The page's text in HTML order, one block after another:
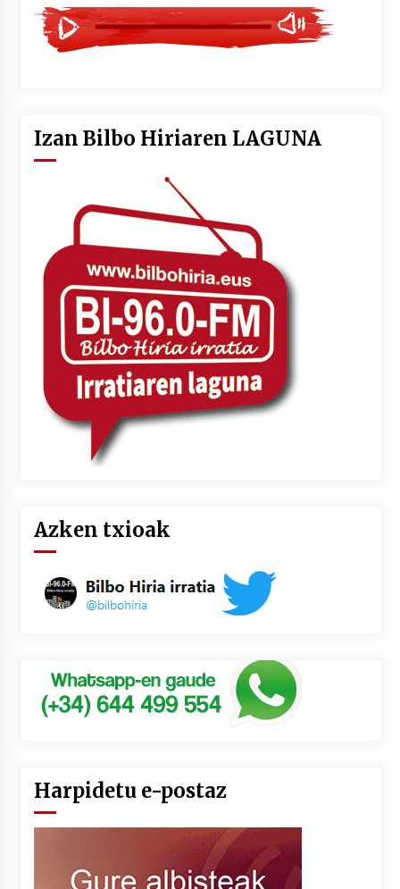
Izan Bilbo Hiriaren LAGUNA
Azken txioak
Harpidetu e-postaz